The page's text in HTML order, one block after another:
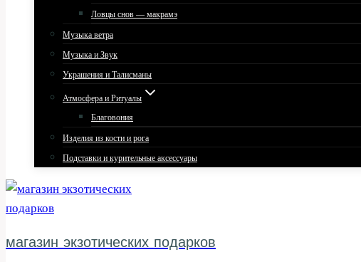
Ловцы снов — макрамэ
Музыка ветра
Музыка и Звук
Украшения и Талисманы
Атмосфера и Ритуалы
Благовония
Изделия из кости и рога
Подставки и курительные аксессуары
магазин экзотических подарков